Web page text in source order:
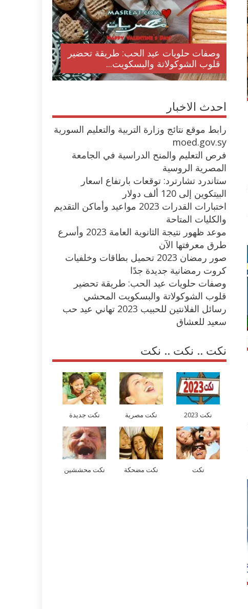
وصفات حلويات عيد الحب: طريقة تحضير
قلوب الشوكولاتة والبسكويت...
احدث الاخبار
رابط موقع نتائج وزارة التربية والتعليم السورية
moed.gov.sy
فرص التعليم والمنح الدراسية في الجامعة
المصرية الروسية
ستاندرد تشارترد: توقعات بارتفاع اسعار
البيتكوين إلى 120 ألف دولار
اختبارات القدرات 2023 مواعيد وأماكن التقديم
والكليات المتاحة
موعد ظهور نتيجة الثانوية العامة 2023 وأسرع
طرق معرفتها الآن
صور رمضان 2023 تحميل بطاقات وخلفيات
كروت رمضانية جديدة جدًا
وصفات حلويات عيد الحب: طريقة تحضير
قلوب الشوكولاتة والبسكويت المحشي
رسائل الفلانتين للحبيب 2023 تهاني عيد حب
سعيد للعشاق
نكت .. نكت .. نكت
نكت 2023 نكت مصرية نكت جديدة
نكت نكت مضحكة نكت محششين